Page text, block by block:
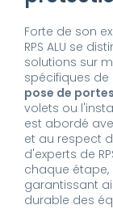
Forte de son
RPS ALU se
solutions sur
spécifiques
pose de
volets ou
est abordé
et au respect
d'experts de
chaque
garantissant
durable des